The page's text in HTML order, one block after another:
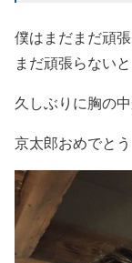
僕はまだまだ頑
まだ頑張らないと
久しぶりに胸の
京太郎おめでとう